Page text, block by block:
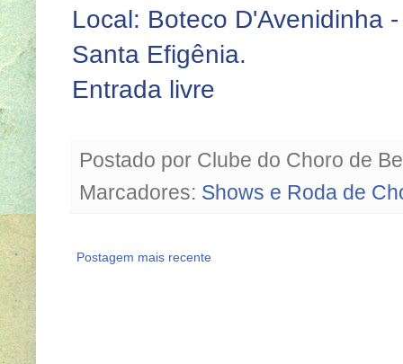
Local: Boteco D'Avenidinha
Santa Efigênia.
Entrada livre
Postado por Clube do Choro de
Marcadores: Shows e Roda de
Postagem mais recente